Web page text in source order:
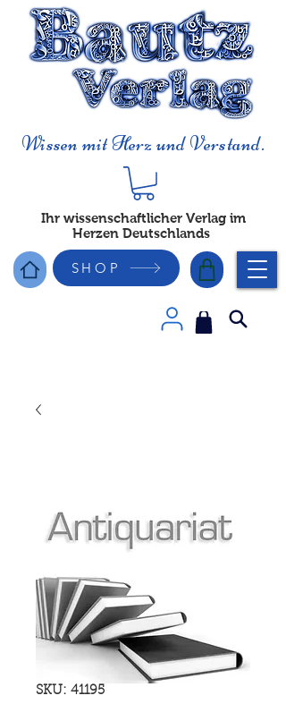
Wissen mit Herz und Verstand.
Ihr wissenschaftlicher Verlag im
Herzen Deutschlands
SHOP
SKU: 41195